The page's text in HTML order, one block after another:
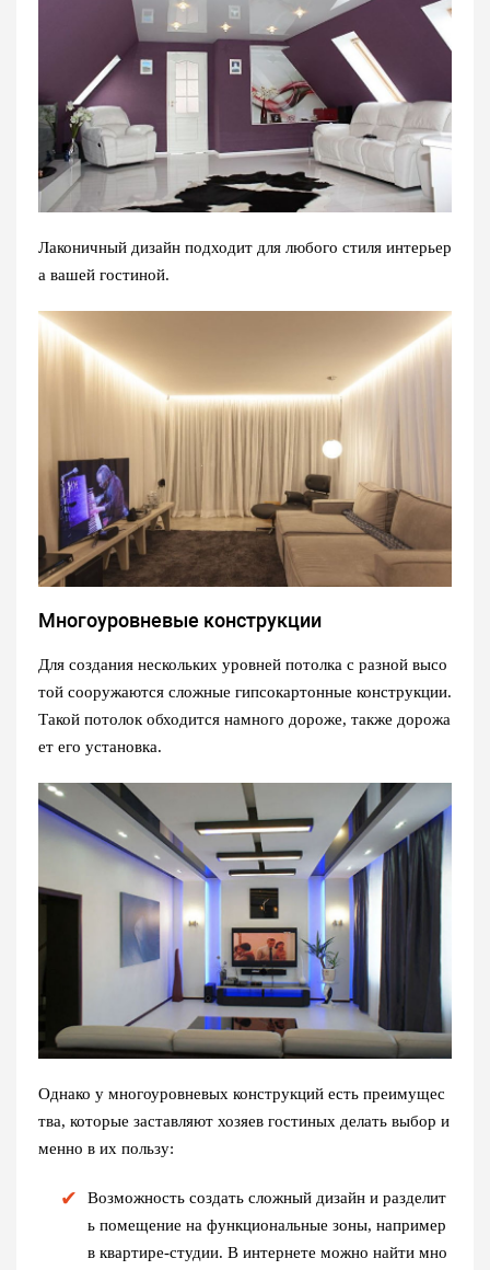
Лаконичный дизайн подходит для любого стиля интерьер
а вашей гостиной.
Многоуровневые конструкции
Для создания нескольких уровней потолка с разной высо
той сооружаются сложные гипсокартонные конструкции.
Такой потолок обходится намного дороже, также дорожа
ет его установка.
Однако у многоуровневых конструкций есть преимущес
тва, которые заставляют хозяев гостиных делать выбор и
менно в их пользу:
Возможность создать сложный дизайн и разделит
ь помещение на функциональные зоны, например
в квартире-студии. В интернете можно найти мно